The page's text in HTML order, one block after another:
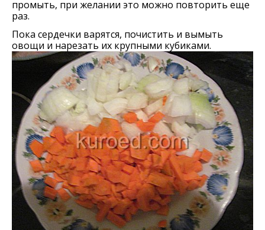
промыть, при желании это можно повторить еще
раз.
Пока сердечки варятся, почистить и вымыть
овощи и нарезать их крупными кубиками.